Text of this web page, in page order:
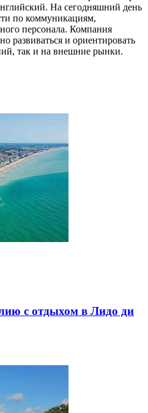
На сегодняшний день
по ком­муникациям,
персонала. Компа­ния
развиваться и ориентировать
так и на внешние рынки.
с отдыхом в Лидо ди